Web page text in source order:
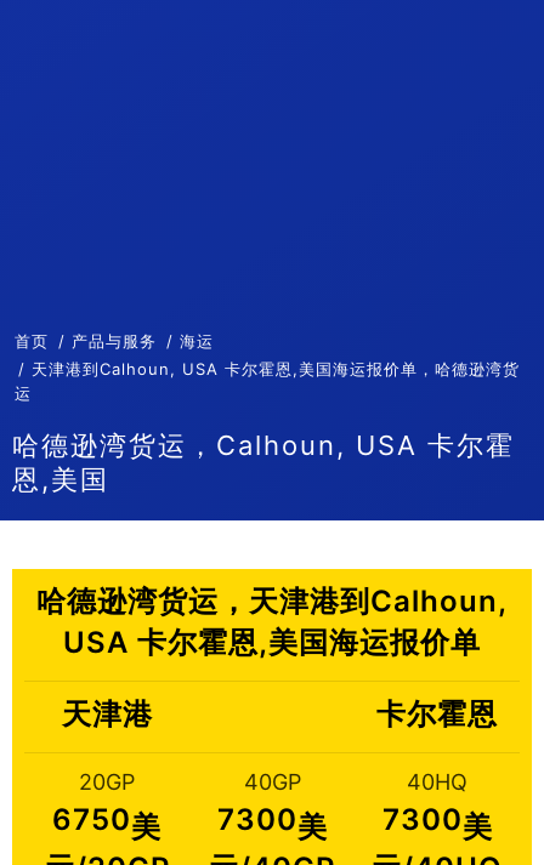
首页 产品与服务
海运
天津港到Calhoun, USA 卡尔霍恩,美国海运报价单，哈德逊湾货
运
哈德逊湾货运，Calhoun, USA 卡尔霍
恩,美国
哈德逊湾货运，天津港到Calhoun,
USA 卡尔霍恩,美国海运报价单
天津港 卡尔霍恩
20GP
6750美
40GP
7300美
40HQ
7300美